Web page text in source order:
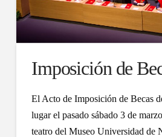
Imposición de
El Acto de Imposición de Becas
lugar el pasado sábado 3 de
teatro del Museo Universidad de